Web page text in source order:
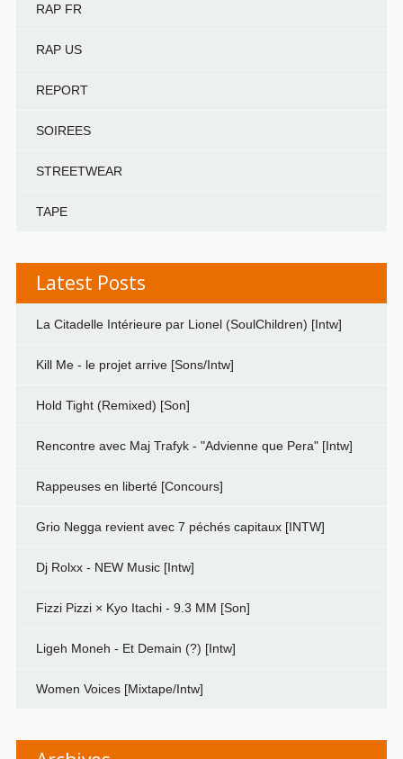
RAP FR
RAP US
REPORT
SOIREES
STREETWEAR
TAPE
Latest Posts
La Citadelle Intérieure par Lionel (SoulChildren) [Intw]
Kill Me - le projet arrive [Sons/Intw]
Hold Tight (Remixed) [Son]
Rencontre avec Maj Trafyk - "Advienne que Pera" [Intw]
Rappeuses en liberté [Concours]
Grio Negga revient avec 7 péchés capitaux [INTW]
Dj Rolxx - NEW Music [Intw]
Fizzi Pizzi × Kyo Itachi - 9.3 MM [Son]
Ligeh Moneh - Et Demain (?) [Intw]
Women Voices [Mixtape/Intw]